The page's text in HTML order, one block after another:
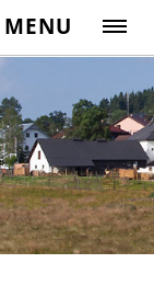
MENU